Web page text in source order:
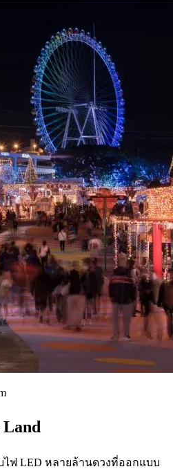
ไฟ LED หลายล้านดวงที่ออกแบบ